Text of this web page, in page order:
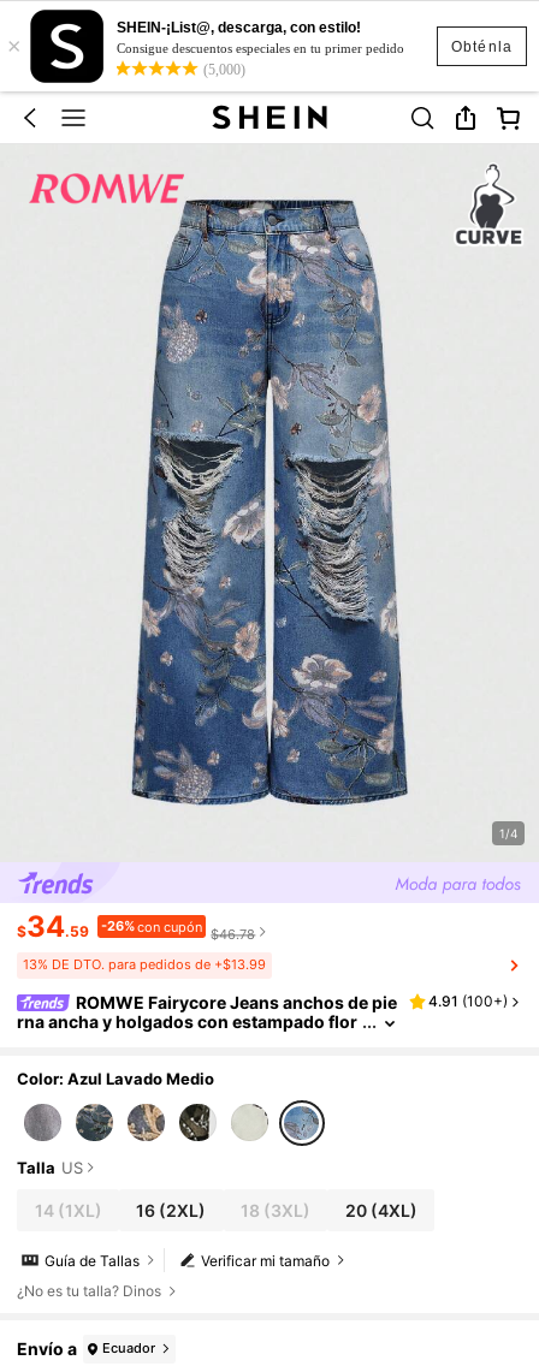
Obténla
×
SHEIN-¡List@, descarga, con estilo!
Consigue descuentos especiales en tu primer pedido
(5,000)
1/4
$34.59 -26%con cupón $46.78
13% DE DTO. para pedidos de +$13.99
ROMWE Fairycore Jeans anchos de pie
rna ancha y holgados con estampado flor
4.91 (100+)
Color: Azul Lavado Medio
Talla US
14(1XL) 16 (2XL) 18 (3XL) 20(4XL)
Verificar mi tamaño
Guía de Tallas
¿No es tu talla? Dinos
Envío a Ecuador